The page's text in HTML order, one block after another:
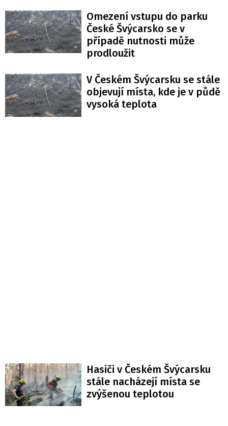
Omezení vstupu do parku
České Švýcarsko se v
případě nutnosti může
prodloužit
V Českém Švýcarsku se stále
objevují místa, kde je v půdě
vysoká teplota
Hasiči v Českém Švýcarsku
stále nacházejí místa se
zvýšenou teplotou